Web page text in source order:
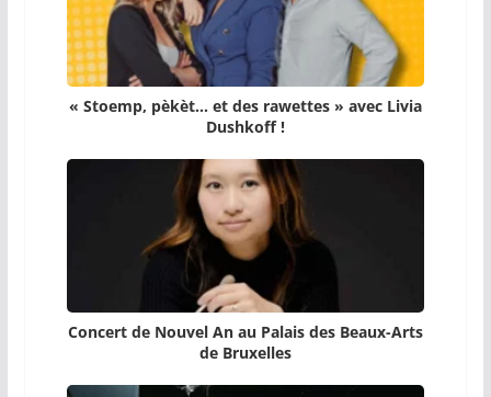
« Stoemp, pèkèt… et des rawettes » avec Livia
Dushkoff !
Concert de Nouvel An au Palais des Beaux-Arts
de Bruxelles